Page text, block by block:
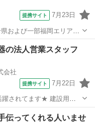
提携サイト 7月23日
よび一部福岡エリアを
まで幅広い業務をお願い
で、組織運営に深く関わ
の法人営業スタッフ
会社
提携サイト 7月22日
てます★ 建設用お
ート営業(既
規開拓も有ります) 〇その
伝ってくれる人いませ